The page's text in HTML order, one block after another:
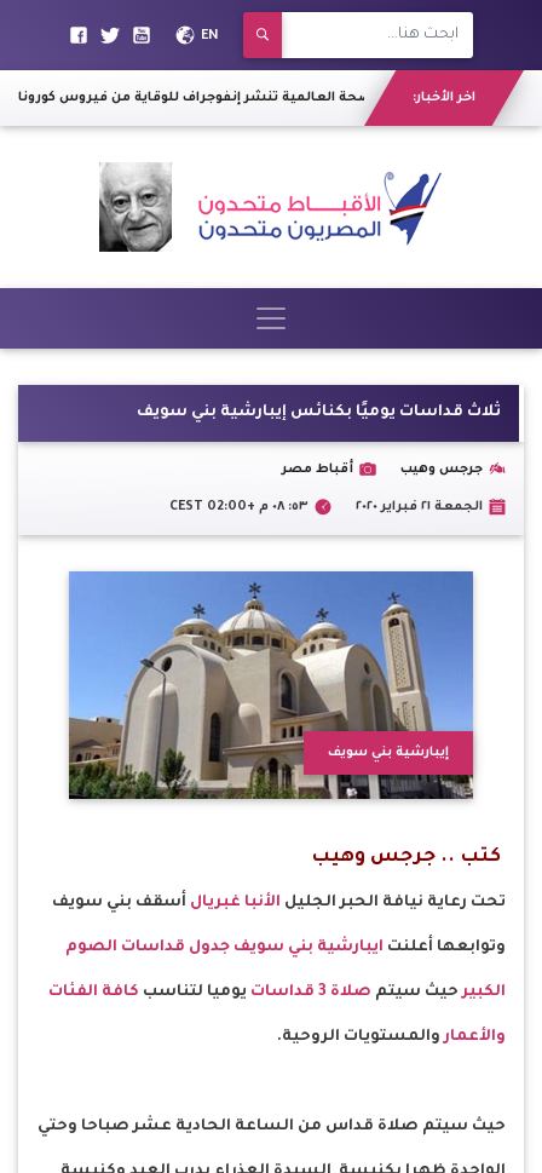
EN
اخر الأخبار: الصحة العالمية تنشر إنفوجراف للوقاية من فيروس كورونا| التظاهر حقا للشعب
ثلاث قداسات يوميًا بكنائس إيبارشية بني سويف
جرجس وهيب أقباط مصر
الجمعة ٢١ فبراير ٢٠٢٠ ٥٣: ٠٨ م +02:00 CEST
إيبارشية بني سويف
كتب .. جرجس وهيب
تحت رعاية نيافة الحبر الجليل الأنبا غبريال أسقف بني سويف
وتوابعها أعلنت ايبارشية بني سويف جدول قداسات الصوم
الكبيرحيث سيتم صلاة 3 قداسات يوميا لتناسب كافة الفئات
والأعماروالمستويات الروحية.
حيث سيتم صلاة قداس من الساعة الحادية عشر صباحا وحتي